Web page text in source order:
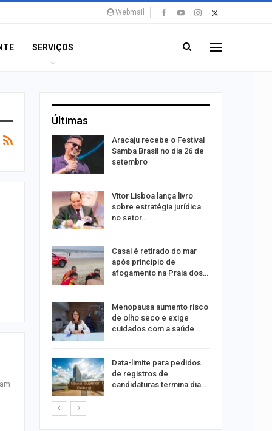
Webmail
SERVIÇOS
Últimas
canal
60
após
Aracaju recebe o Festival
Samba Brasil no dia 26 de
setembro
Vitor Lisboa lança livro
sobre estratégia jurídica
no setor…
Casal é retirado do mar
após princípio de
afogamento na Praia dos…
Menopausa aumento risco
de olho seco e exige
cuidados com a saúde…
Data-limite para pedidos
de registros de
candidaturas termina dia…